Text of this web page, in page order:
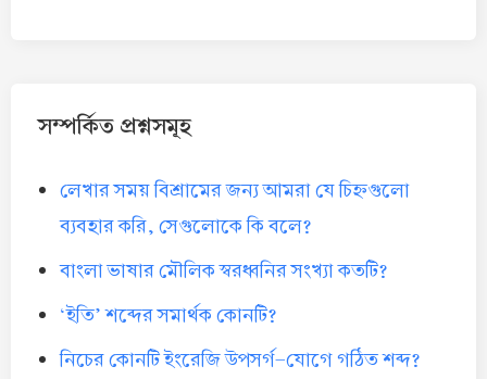
সম্পর্কিত প্রশ্নসমূহ
লেখার সময় বিশ্রামের জন্য আমরা যে চিহ্নগুলো
ব্যবহার করি, সেগুলোকে কি বলে?
বাংলা ভাষার মৌলিক স্বরধ্বনির সংখ্যা কতটি?
‘ইতি’ শব্দের সমার্থক কোনটি?
নিচের কোনটি ইংরেজি উপসর্গ-যোগে গঠিত শব্দ?